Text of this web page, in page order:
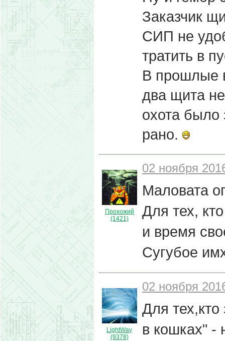
Заказчик
СИП не
тратить в
В прошлые
два щита
охота было
рано.
Прохожий
(1421)
02 ноября
Маловата
Для тех,
и время
Сугубое
LightWay
(9378)
02 ноября
Для
в кошках" -